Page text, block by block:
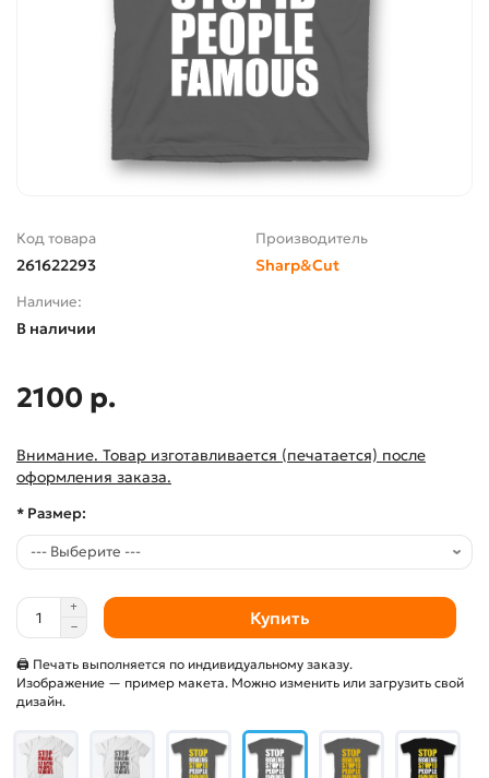
Код товара
261622293
Производитель
Sharp&Cut
Наличие:
В наличии
2100 р.
Внимание. Товар изготавливается (печатается) после
оформления заказа.
* Размер:
Купить
🖨 Печать выполняется по индивидуальному заказу.
Изображение — пример макета. Можно изменить или загрузить свой
дизайн.